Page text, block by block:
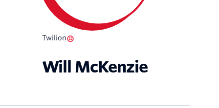
Twilion
Will McKenzie